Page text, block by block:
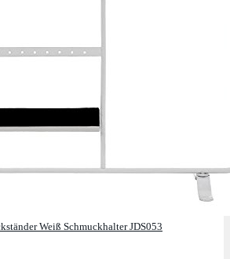
Weiß Schmuckhalter JDS053